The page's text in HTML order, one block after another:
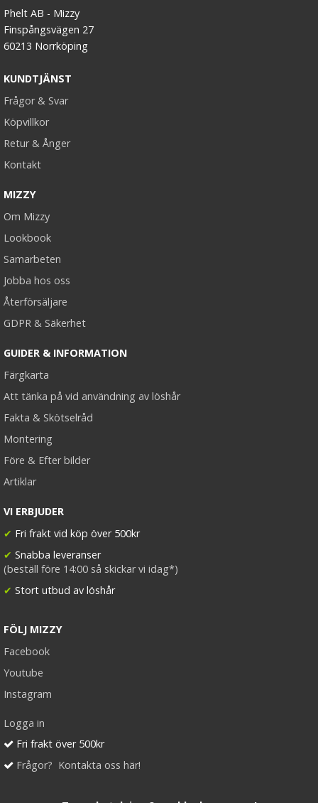
Phelt AB - Mizzy
Finspångsvägen 27
60213 Norrköping
KUNDTJÄNST
Frågor & Svar
Köpvillkor
Retur & Ånger
Kontakt
MIZZY
Om Mizzy
Lookbook
Samarbeten
Jobba hos oss
Återförsäljare
GDPR & Säkerhet
GUIDER & INFORMATION
Färgkarta
Att tänka på vid användning av löshår
Fakta & Skötselråd
Montering
Före & Efter bilder
Artiklar
VI ERBJUDER
✔ Fri frakt vid köp över 500kr
✔ Snabba leveranser
(beställ före 14:00 så skickar vi idag*)
✔ Stort utbud av löshår
FÖLJ MIZZY
Facebook
Youtube
Instagram
Logga in
Fri frakt över 500kr
Frågor? Kontakta oss här!